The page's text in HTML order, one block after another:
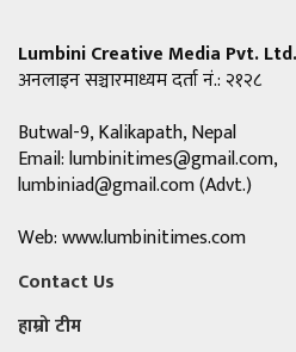
Lumbini Creative Media Pvt. Ltd.
अनलाइन सञ्चारमाध्यम दर्ता नं.: २१२८
Butwal-9, Kalikapath, Nepal
Email:lumbinitimes@gmail.com,
lumbiniad@gmail.com(Advt.)
Web: www.lumbinitimes.com
Contact Us
हाम्रो टीम